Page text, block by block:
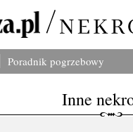
Poradnik pogrzebowy
Inne